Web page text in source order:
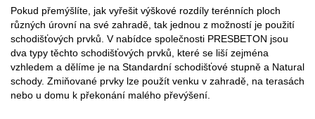
Pokud přemýšlíte, jak vyřešit výškové rozdíly terénních ploch
různých úrovní na své zahradě, tak jednou z možností je použití
schodišťových prvků. V nabídce společnosti PRESBETON jsou
dva typy těchto schodišťových prvků, které se liší zejména
vzhledem a dělíme je na Standardní schodišťové stupně a Natural
schody. Zmiňované prvky lze použít venku v zahradě, na terasách
nebo u domu k překonání malého převýšení.